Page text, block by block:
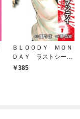
ＢＬＯＯＤＹ ＭＯＮ
ＤＡＹ ラストシーズ
ン 新装版 １
385